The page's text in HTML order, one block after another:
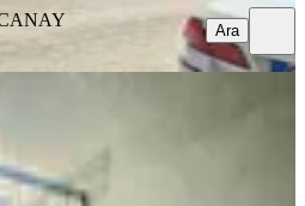
Ara
2+1 Daire
Mahallesi